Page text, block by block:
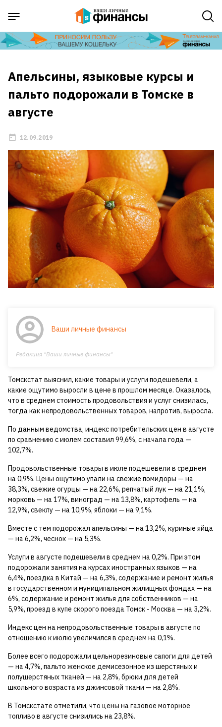
Апельсины, языковые курсы и
пальто подорожали в Томске в
августе
12.09.2019
Ваши личные финансы
Редакция "Ваши личные финансы"
Томскстат выяснил, какие товары и услуги подешевели, а
какие ощутимо выросли в цене в прошлом месяце. Оказалось,
что в среднем стоимость продовольствия и услуг снизилась,
тогда как непродовольственных товаров, напротив, выросла.
По данным ведомства, индекс потребительских цен в августе
по сравнению с июлем составил 99,6%, с начала года —
102,7%.
Продовольственные товары в июле подешевели в среднем
на 0,9%. Цены ощутимо упали на свежие помидоры — на
38,3%, свежие огурцы — на 22,6%, репчатый лук — на 21,1%,
морковь — на 17%, виноград — на 13,8%, картофель — на
12,9%, свеклу — на 10,9%, яблоки — на 9,1%.
Вместе с тем подорожал апельсины — на 13,2%, куриные яйца
— на 6,2%, чеснок — на 5,3%.
Услуги в августе подешевели в среднем на 0,2%. При этом
подорожали занятия на курсах иностранных языков — на
6,4%, поездка в Китай — на 6,3%, содержание и ремонт жилья
в государственном и муниципальном жилищных фондах — на
6%, содержание и ремонт жилья для собственников — на
5,9%, проезд в купе скорого поезда Томск - Москва — на 3,2%.
Индекс цен на непродовольственные товары в августе по
отношению к июлю увеличился в среднем на 0,1%.
Более всего подорожали цельнорезиновые сапоги для детей
— на 4,7%, пальто женское демисезонное из шерстяных и
полушерстяных тканей — на 2,8%, брюки для детей
школьного возраста из джинсовой ткани — на 2,8%.
В Томскстате отметили, что цены на газовое моторное
топливо в августе снизились на 23,8%.